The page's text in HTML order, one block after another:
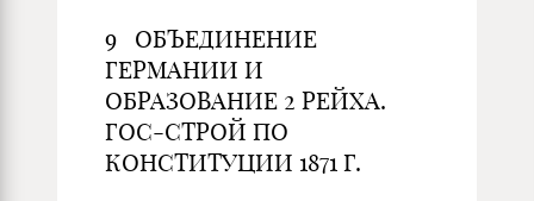
9 ОБЪЕДИНЕНИЕ
ГЕРМАНИИ И
ОБРАЗОВАНИЕ 2 РЕЙХА.
ГОС-СТРОЙ ПО
КОНСТИТУЦИИ 1871 Г.